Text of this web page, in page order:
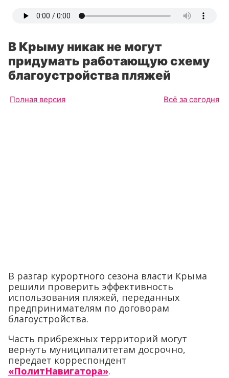
В Крыму никак не могут
придумать работающую схему
благоустройства пляжей
Полная версия Всё за сегодня
В разгар курортного сезона власти Крыма
решили проверить эффективность
использования пляжей, переданных
предпринимателям по договорам
благоустройства.
Часть прибрежных территорий могут
вернуть муниципалитетам досрочно,
передает корреспондент
«ПолитНавигатора».